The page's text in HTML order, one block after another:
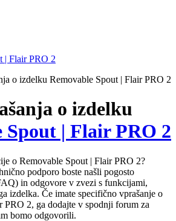
| Flair PRO 2
o izdelku
Spout | Flair PRO 2
o Removable Spout | Flair PRO 2?
podporo boste našli pogosto
in odgovore v zvezi s funkcijami,
izdelka. Če imate specifično vprašanje o
PRO 2, ga dodajte v spodnji forum za
bomo odgovorili.